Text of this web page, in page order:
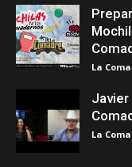
La
Javier
La